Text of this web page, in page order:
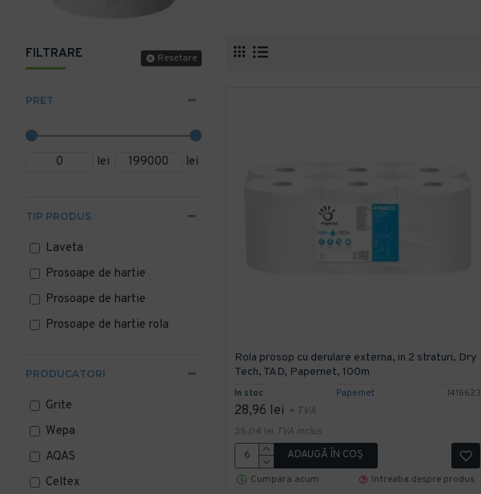
FILTRARE Resetare
PRET
lei lei
PRODUCATORI
Grite
Wepa
AQAS
Celtex
TIP PRODUS
Laveta
Prosoape de hartie
Prosoape de hartie
Prosoape de hartie rola
In stoc Papernet I416623
Rola prosop cu derulare externa, in 2 straturi, Dry
Tech, TAD, Papernet, 100m
28,96 lei + TVA
35,04 lei TVA inclus
ADAUGĂ ÎN COŞ
Cumpara acum
Intreaba despre produs